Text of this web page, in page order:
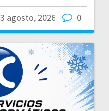
3 agosto, 2026 0